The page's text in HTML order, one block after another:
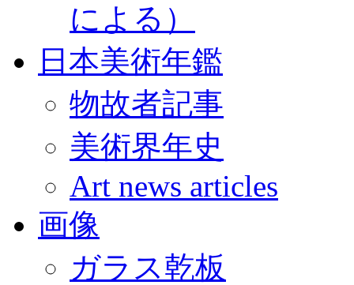
による）
日本美術年鑑
物故者記事
美術界年史
Art news articles
画像
ガラス乾板